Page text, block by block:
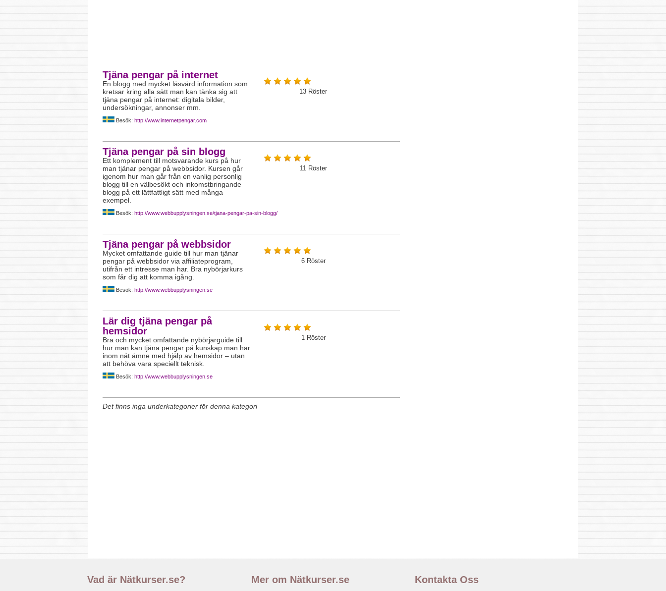
Tjäna pengar på internet
En blogg med mycket läsvärd information som
kretsar kring alla sätt man kan tänka sig att
tjäna pengar på internet: digitala bilder,
undersökningar, annonser mm.
13 Röster
Besök: http://www.internetpengar.com
Tjäna pengar på sin blogg
Ett komplement till motsvarande kurs på hur
man tjänar pengar på webbsidor. Kursen går
igenom hur man går från en vanlig personlig
blogg till en välbesökt och inkomstbringande
blogg på ett lättfattligt sätt med många
exempel.
11 Röster
Besök: http://www.webbupplysningen.se/tjana-pengar-pa-sin-blogg/
Tjäna pengar på webbsidor
Mycket omfattande guide till hur man tjänar
pengar på webbsidor via affiliateprogram,
utifrån ett intresse man har. Bra nybörjarkurs
som får dig att komma igång.
6 Röster
Besök: http://www.webbupplysningen.se
Lär dig tjäna pengar på
hemsidor
Bra och mycket omfattande nybörjarguide till
hur man kan tjäna pengar på kunskap man har
inom nåt ämne med hjälp av hemsidor – utan
att behöva vara speciellt teknisk.
1 Röster
Besök: http://www.webbupplysningen.se
Det finns inga underkategorier för denna kategori
Vad är Nätkurser.se? Mer om Nätkurser.se Kontakta Oss